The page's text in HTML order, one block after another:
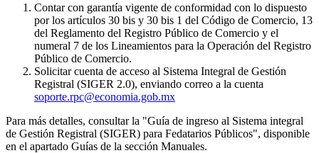
Contar con garantía vigente de conformidad con lo dispuesto
por los artículos 30 bis y 30 bis 1 del Código de Comercio, 13
del Reglamento del Registro Público de Comercio y el
numeral 7 de los Lineamientos para la Operación del Registro
Público de Comercio.
Solicitar cuenta de acceso al Sistema Integral de Gestión
Registral (SIGER 2.0), enviando correo a la cuenta
soporte.rpc@economia.gob.mx
Para más detalles, consultar la "Guía de ingreso al Sistema integral
de Gestión Registral (SIGER) para Fedatarios Públicos", disponible
en el apartado Guías de la sección Manuales.